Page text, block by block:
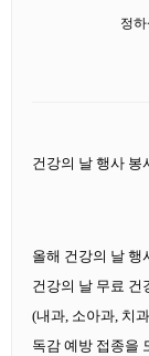
정
건강의 날 행사 봉
올해 건강의 날 행
건강의 날 무료 건
(내과, 소아과, 치
독감 예방 접종을